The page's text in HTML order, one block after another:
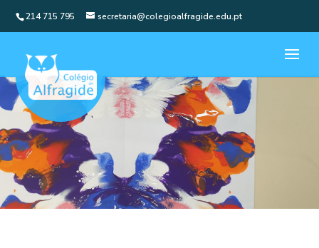
214 715 795 secretaria@colegioalfragide.edu.pt